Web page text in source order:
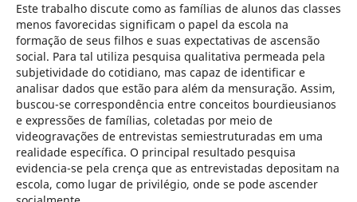
Este trabalho discute como as famílias de alunos das classes
menos favorecidas significam o papel da escola na
formação de seus filhos e suas expectativas de ascensão
social. Para tal utiliza pesquisa qualitativa permeada pela
subjetividade do cotidiano, mas capaz de identificar e
analisar dados que estão para além da mensuração. Assim,
buscou-se correspondência entre conceitos bourdieusianos
e expressões de famílias, coletadas por meio de
videogravações de entrevistas semiestruturadas em uma
realidade específica. O principal resultado pesquisa
evidencia-se pela crença que as entrevistadas depositam na
escola, como lugar de privilégio, onde se pode ascender